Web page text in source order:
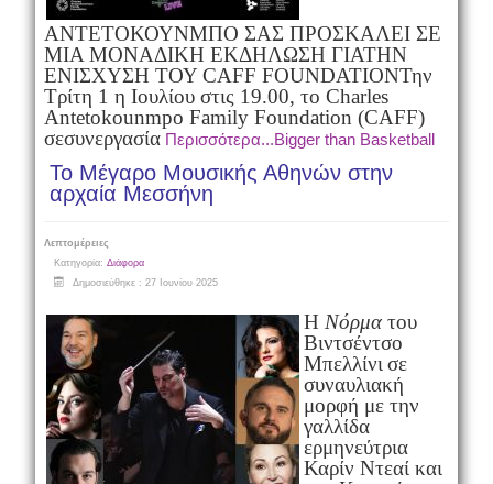
ΑΝΤΕΤΟΚΟΥΝΜΠΟ ΣΑΣ ΠΡΟΣΚΑΛΕΙ ΣΕ
ΜΙΑ ΜΟΝΑΔΙΚΗ ΕΚΔΗΛΩΣΗ ΓΙΑΤΗΝ
ΕΝΙΣΧΥΣΗ ΤΟΥ CAFF FOUNDATIONΤην
Τρίτη 1 η Ιουλίου στις 19.00, το Charles
Antetokounmpo Family Foundation (CAFF)
σεσυνεργασία Περισσότερα...Bigger than Basketball
Το Μέγαρο Μουσικής Αθηνών στην
αρχαία Μεσσήνη
Λεπτομέρειες
Κατηγορία: Διάφορα
Δημοσιεύθηκε : 27 Ιουνίου 2025
Η Nόρματου
Βιντσέντσο
Μπελλίνι σε
συναυλιακή
μορφή με την
γαλλίδα
ερμηνεύτρια
Καρίν Ντεαί και